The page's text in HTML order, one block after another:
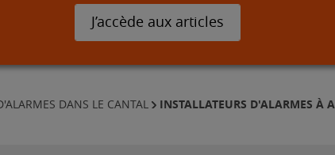
J’accède aux articles
DANS LE CANTAL INSTALLATEURS D'ALARMES À